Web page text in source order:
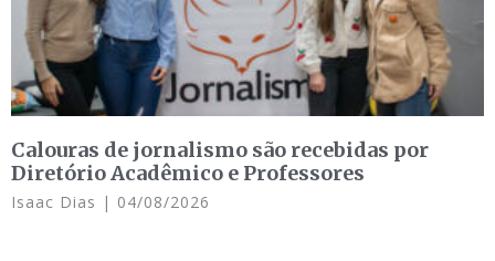
Calouras de jornalismo são recebidas por
Diretório Acadêmico e Professores
Isaac Dias 04/08/2026